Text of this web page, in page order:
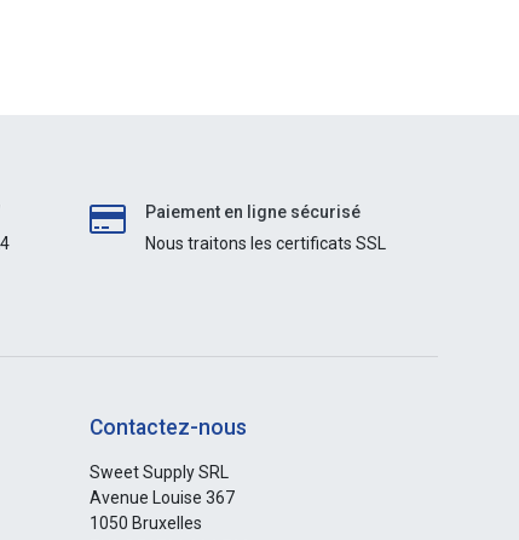
Paiement en ligne sécurisé
Nous traitons les certificats SSL
Contactez-nous
Sweet Supply SRL
Avenue Louise 367
1050 Bruxelles